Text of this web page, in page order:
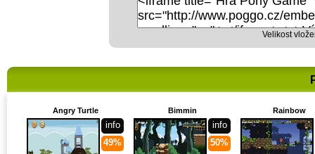
Velikost
Angry Turtle
info
49%
Bimmin
info
50%
Rainbow